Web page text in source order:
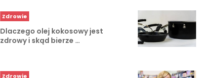
Zdrowie
Dlaczego olej kokosowy jest
zdrowy i skąd bierze …
Zdrowie